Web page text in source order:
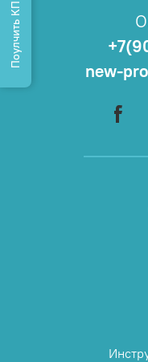
new-
Поулчить КП